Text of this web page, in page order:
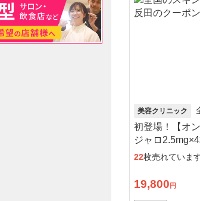
美容クリニック
初登場！【オ
ジャロ
アルコール綿
22枚売れていま
19,800 円